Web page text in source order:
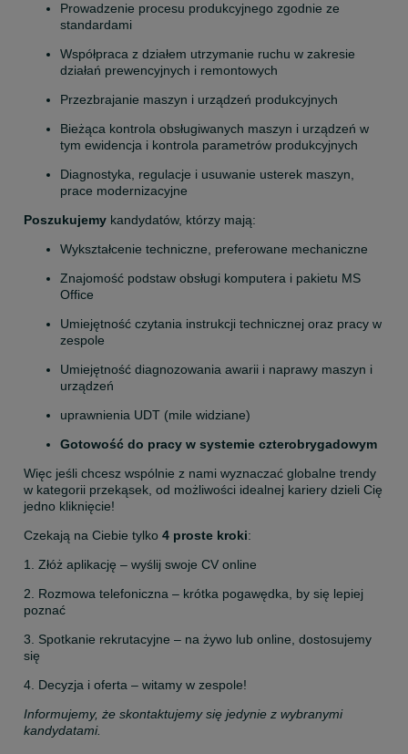
Prowadzenie procesu produkcyjnego zgodnie ze
standardami
Współpraca z działem utrzymanie ruchu w zakresie
działań prewencyjnych i remontowych
Przezbrajanie maszyn i urządzeń produkcyjnych
Bieżąca kontrola obsługiwanych maszyn i urządzeń w
tym ewidencja i kontrola parametrów produkcyjnych
Diagnostyka, regulacje i usuwanie usterek maszyn,
prace modernizacyjne
Poszukujemy kandydatów, którzy mają:
Wykształcenie techniczne, preferowane mechaniczne
Znajomość podstaw obsługi komputera i pakietu MS
Office
Umiejętność czytania instrukcji technicznej oraz pracy w
zespole
Umiejętność diagnozowania awarii i naprawy maszyn i
urządzeń
uprawnienia UDT (mile widziane)
Gotowość do pracy w systemie czterobrygadowym
Więc jeśli chcesz wspólnie z nami wyznaczać globalne trendy
w kategorii przekąsek, od możliwości idealnej kariery dzieli Cię
jedno kliknięcie!
Czekają na Ciebie tylko 4 proste kroki:
1. Złóż aplikację – wyślij swoje CV online
2. Rozmowa telefoniczna – krótka pogawędka, by się lepiej
poznać
3. Spotkanie rekrutacyjne – na żywo lub online, dostosujemy
się
4. Decyzja i oferta – witamy w zespole!
Informujemy, że skontaktujemy się jedynie z wybranymi
kandydatami.